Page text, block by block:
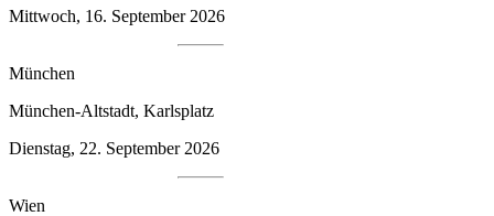
Mittwoch, 16. September 2026
München
München-Altstadt, Karlsplatz
Dienstag, 22. September 2026
Wien